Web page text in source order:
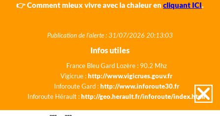
👉 Comment mieux vivre avec la chaleur en cliquant ICI.
Publication de l'alerte : 31/07/2026 20:13:03
Infos utiles
France Bleu Gard Lozère : 90.2 Mhz
Vigicrue :http://www.vigicrues.gouv.fr
Inforoute Gard :http://www.inforoute30.fr
Inforoute Hérault :http://geo.herault.fr/inforoute/index.html